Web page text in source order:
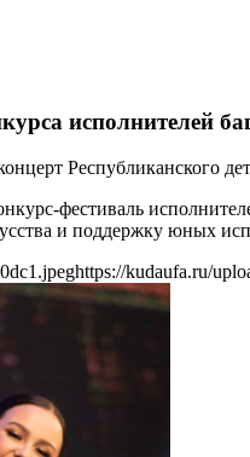
Республиканского
фестиваль
и поддержку юных
https://kudaufa.ru/